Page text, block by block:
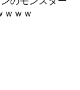
ｗｗｗ